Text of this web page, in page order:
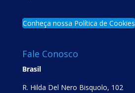
Conheça nossa Política de Cookies
Fale Conosco
Brasil
R. Hilda Del Nero Bisquolo, 102